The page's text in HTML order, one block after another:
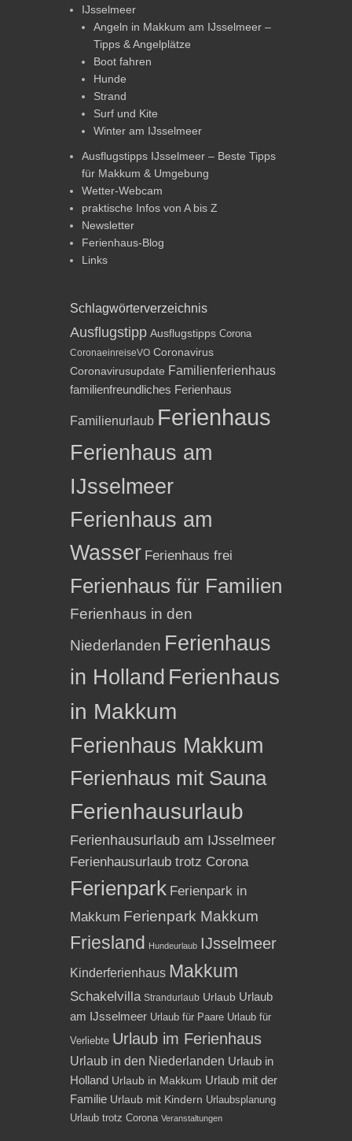
IJsselmeer
Angeln in Makkum am IJsselmeer –
Tipps & Angelplätze
Boot fahren
Hunde
Strand
Surf und Kite
Winter am IJsselmeer
Ausflugstipps IJsselmeer – Beste Tipps
für Makkum & Umgebung
Wetter-Webcam
praktische Infos von A bis Z
Newsletter
Ferienhaus-Blog
Links
Schlagwörterverzeichnis
Ausflugstipp Ausflugstipps Corona
CoronaeinreiseVO Coronavirus
Coronavirusupdate Familienferienhaus
familienfreundliches Ferienhaus
Familienurlaub Ferienhaus
Ferienhaus am
IJsselmeer
Ferienhaus am
Wasser Ferienhaus frei
Ferienhaus für Familien
Ferienhaus in den
Niederlanden Ferienhaus
in Holland Ferienhaus
in Makkum
Ferienhaus Makkum
Ferienhaus mit Sauna
Ferienhausurlaub
Ferienhausurlaub am IJsselmeer
Ferienhausurlaub trotz Corona
Ferienpark Ferienpark in
Makkum Ferienpark Makkum
Friesland Hundeurlaub IJsselmeer
Kinderferienhaus Makkum
Schakelvilla Strandurlaub Urlaub Urlaub
am IJsselmeer Urlaub für Paare Urlaub für
Verliebte Urlaub im Ferienhaus
Urlaub in den Niederlanden Urlaub in
Holland Urlaub in Makkum Urlaub mit der
Familie Urlaub mit Kindern Urlaubsplanung
Urlaub trotz Corona Veranstaltungen